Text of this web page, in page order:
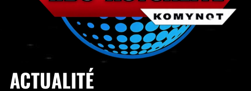
ACTUALITÉ